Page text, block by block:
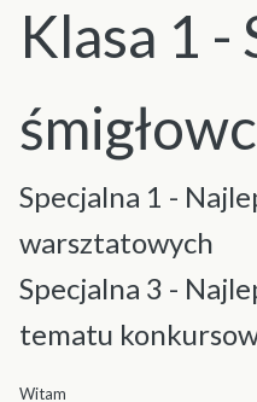
Klasa 1 -
Specjalna 1 -
warsztatowych
Specjalna 3 -
tematu
Witam